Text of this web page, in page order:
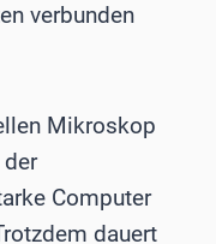
verbunden
Mikroskop
Computer
dauert